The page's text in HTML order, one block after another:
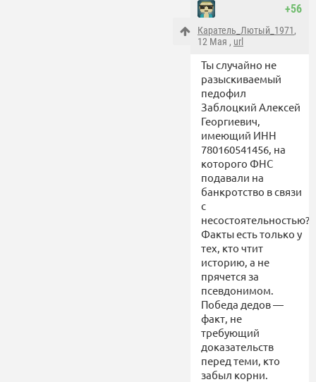
+56
Каратель_Лютый_1971,
12 Мая , url
Ты случайно не
разыскиваемый
педофил
Заблоцкий Алексей
Георгиевич,
имеющий ИНН
780160541456, на
которого ФНС
подавали на
банкротство в связи
с
несостоятельностью?
Факты есть только у
тех, кто чтит
историю, а не
прячется за
псевдонимом.
Победа дедов —
факт, не
требующий
доказательств
перед теми, кто
забыл корни.